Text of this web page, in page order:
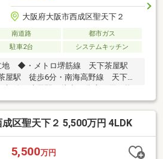
大阪府大阪市西成区聖天下２
南道路
都市ガス
駐車2台 システムキッチン
地 ◆・メトロ堺筋線 天下茶屋駅
屋駅 徒歩6分・南海高野線 天下茶
ト 徒歩5分・ファミリーマート
通学圏 ◆・天下茶屋小学校 徒歩4
分
区聖天下２ 5,500万円 4LDK
5,500万円